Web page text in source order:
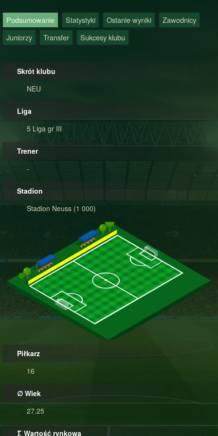
Podsumowanie Statystyki Ostanie wyniki
Zawodnicy
Juniorzy
Transfer Sukcesy klubu
Skrót klubu
NEU
Liga
5 Liga gr III
Trener
-
Stadion
Stadion Neuss (1 000)
Piłkarz
16
∅ Wiek
27.25
∑ Wartość rynkowa